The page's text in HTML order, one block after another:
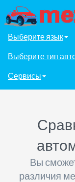
Выберите язык
Выберите тип
Сервисы
Вы
различия